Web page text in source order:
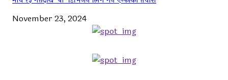
November 23, 2024